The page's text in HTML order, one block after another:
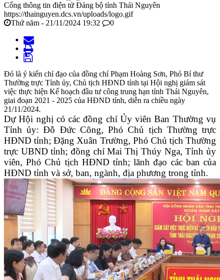
Cổng thông tin điện tử Đảng bộ tỉnh Thái Nguyên
https://thainguyen.dcs.vn/uploads/logo.gif
Thứ năm - 21/11/2024 19:32
0
Đó là ý kiến chỉ đạo của đồng chí Phạm Hoàng Sơn, Phó Bí thư
Thường trực Tỉnh ủy, Chủ tịch HĐND tỉnh tại Hội nghị giám sát
việc thực hiện Kế hoạch đầu tư công trung hạn tỉnh Thái Nguyên,
giai đoạn 2021 - 2025 của HĐND tỉnh, diễn ra chiều ngày
21/11/2024.
Dự Hội nghị có các đồng chí Ủy viên Ban Thường vụ
Tỉnh ủy: Đỗ Đức Công, Phó Chủ tịch Thường trực
HĐND tỉnh; Đặng Xuân Trường, Phó Chủ tịch Thường
trực UBND tỉnh; đồng chí Mai Thị Thúy Nga, Tỉnh ủy
viên, Phó Chủ tịch HĐND tỉnh; lãnh đạo các ban của
HĐND tỉnh và sở, ban, ngành, địa phương trong tỉnh.